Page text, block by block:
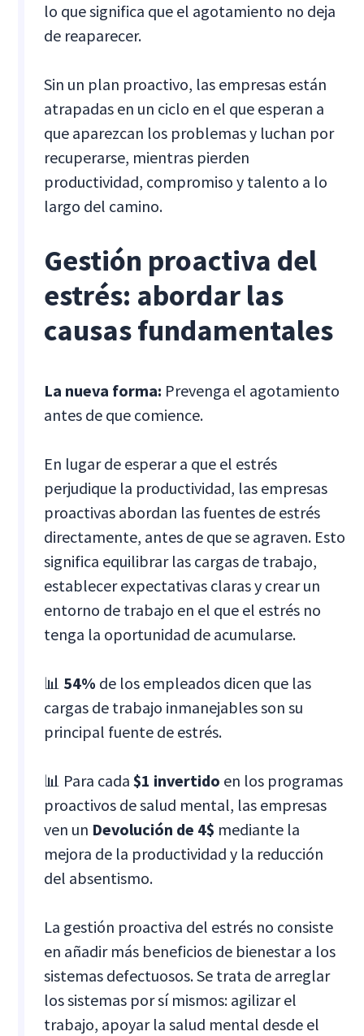
lo que significa que el agotamiento no deja
de reaparecer.
Sin un plan proactivo, las empresas están
atrapadas en un ciclo en el que esperan a
que aparezcan los problemas y luchan por
recuperarse, mientras pierden
productividad, compromiso y talento a lo
largo del camino.
Gestión proactiva del
estrés: abordar las
causas fundamentales
La nueva forma: Prevenga el agotamiento
antes de que comience.
En lugar de esperar a que el estrés
perjudique la productividad, las empresas
proactivas abordan las fuentes de estrés
directamente, antes de que se agraven. Esto
significa equilibrar las cargas de trabajo,
establecer expectativas claras y crear un
entorno de trabajo en el que el estrés no
tenga la oportunidad de acumularse.
📊 54% de los empleados dicen que las
cargas de trabajo inmanejables son su
principal fuente de estrés.
📊 Para cada$1 invertido en los programas
proactivos de salud mental, las empresas
ven un Devolución de 4$ mediante la
mejora de la productividad y la reducción
del absentismo.
La gestión proactiva del estrés no consiste
en añadir más beneficios de bienestar a los
sistemas defectuosos. Se trata de arreglar
los sistemas por sí mismos: agilizar el
trabajo, apoyar la salud mental desde el